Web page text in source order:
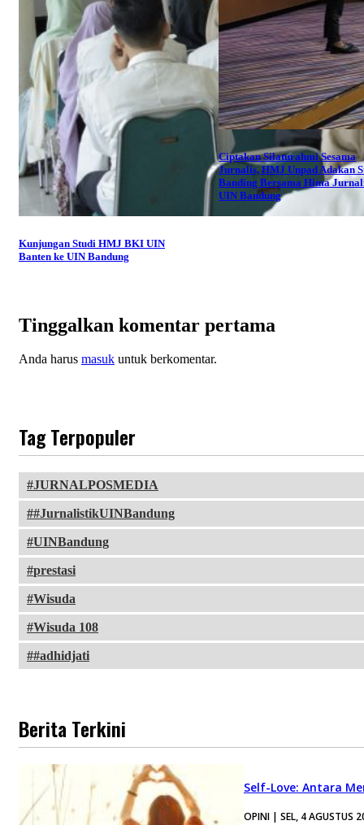
Kunjungan Studi HMJ BKI UIN
Banten ke UIN Bandung
Ciptakan Silaturahmi Sesama
Jurnalis, HMJ Unpad Adakan
Banding Bersama Hima
UIN Bandung
Tinggalkan komentar pertama
Anda harus masuk untuk berkomentar.
Tag Terpopuler
JURNALPOSMEDIA
#JurnalistikUINBandung
UINBandung
prestasi
Wisuda
Wisuda 108
#adhidjati
Berita Terkini
Self-Love: Antara
OPINI | SEL, 4 AGUSTUS